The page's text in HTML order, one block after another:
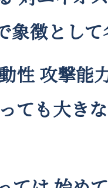
象徴とし
性 攻撃能
ても大き